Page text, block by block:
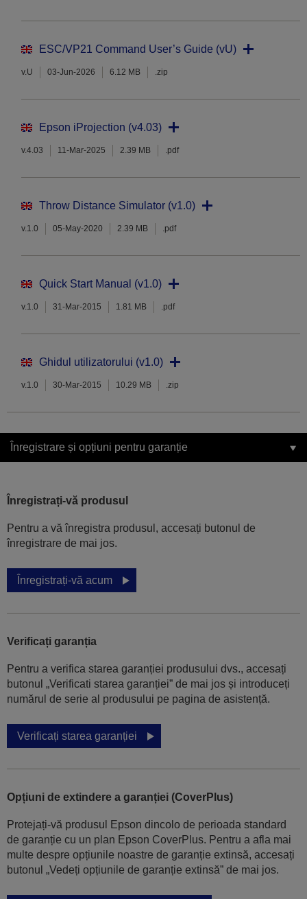
ESC/VP21 Command User’s Guide (vU)
v.U 03-Jun-2026 6.12 MB .zip
Epson iProjection (v4.03)
v.4.03 11-Mar-2025 2.39 MB .pdf
Throw Distance Simulator (v1.0)
v.1.0 05-May-2020 2.39 MB .pdf
Quick Start Manual (v1.0)
v.1.0 31-Mar-2015 1.81 MB .pdf
Ghidul utilizatorului (v1.0)
v.1.0 30-Mar-2015 10.29 MB .zip
Înregistrare și opțiuni pentru garanție
Înregistrați-vă produsul
Pentru a vă înregistra produsul, accesați butonul de
înregistrare de mai jos.
Înregistrați-vă acum
Verificați garanția
Pentru a verifica starea garanției produsului dvs., accesați
butonul „Verificati starea garanției” de mai jos și introduceți
numărul de serie al produsului pe pagina de asistență.
Verificați starea garanției
Opțiuni de extindere a garanției (CoverPlus)
Protejați-vă produsul Epson dincolo de perioada standard
de garanție cu un plan Epson CoverPlus. Pentru a afla mai
multe despre opțiunile noastre de garanție extinsă, accesați
butonul „Vedeți opțiunile de garanție extinsă” de mai jos.